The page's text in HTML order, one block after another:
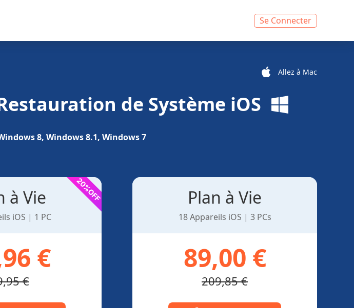
Se Connecter
Allez à Mac
de Système iOS
8, Windows 8.1, Windows 7
à Vie
iOS | 1 PC
€
€
Plan à Vie
18 Appareils iOS | 3 PCs
89,00 €
209,85 €